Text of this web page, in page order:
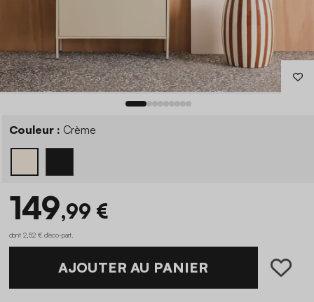
Couleur : Crème
149,99 €
dont 2,52 € d'éco-part
AJOUTER AU PANIER